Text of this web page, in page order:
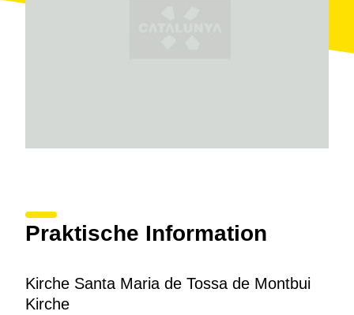
Praktische Information
Kirche Santa Maria de Tossa de Montbui
Kirche